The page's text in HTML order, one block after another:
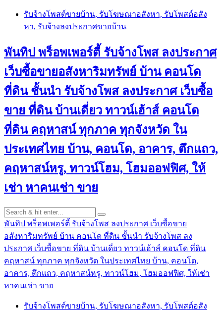
Skip
content
รับจ้างโพสต์ขายบ้าน, รับโฆษณาอสังหา, รับโพสต์อสัง
หา, รับจ้างลงประกาศขายบ้าน
พันทิป พร็อพเพอร์ตี้ รับจ้างโพส ลงประกาศ
เว็บซื้อขายอสังหาริมทรัพย์ บ้าน คอนโด
ที่ดิน ชั้นนำ รับจ้างโพส ลงประกาศ เว็บซื้อ
ขาย ที่ดิน บ้านเดี่ยว ทาวน์เฮ้าส์ คอนโด
ที่ดิน คฤหาสน์ ทุกภาค ทุกจังหวัด ใน
ประเทศไทย บ้าน, คอนโด, อาคาร, ตึกแถว,
คฤหาสน์หรู, ทาวน์โฮม, โฮมออฟฟิศ, ให้
เช่า หาคนเช่า ขาย
พันทิป พร็อพเพอร์ตี้ รับจ้างโพส ลงประกาศ เว็บซื้อขาย
อสังหาริมทรัพย์ บ้าน คอนโด ที่ดิน ชั้นนำ รับจ้างโพส ลง
ประกาศ เว็บซื้อขาย ที่ดิน บ้านเดี่ยว ทาวน์เฮ้าส์ คอนโด ที่ดิน
คฤหาสน์ ทุกภาค ทุกจังหวัด ในประเทศไทย บ้าน, คอนโด,
อาคาร, ตึกแถว, คฤหาสน์หรู, ทาวน์โฮม, โฮมออฟฟิศ, ให้เช่า
หาคนเช่า ขาย
รับจ้างโพสต์ขายบ้าน, รับโฆษณาอสังหา, รับโพสต์อสัง